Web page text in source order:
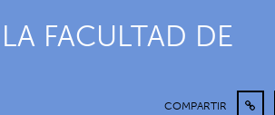
FACULTAD DE
COMPARTIR